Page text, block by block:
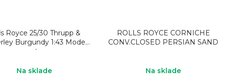
Royce 25/30 Thrupp &
Burgundy 1:43 Model
auta
Na sklade
ROLLS ROYCE CORNICHE
CONV.CLOSED PERSIAN SAND
Na sklade